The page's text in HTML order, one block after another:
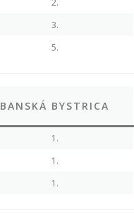
3.
5.
BANSKÁ BYSTRICA
1.
1.
1.